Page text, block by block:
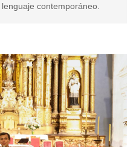
contemporáneo.